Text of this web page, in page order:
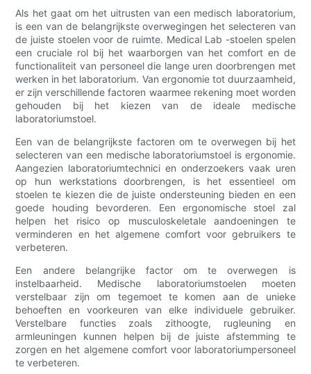
Als het gaat om het uitrusten van een medisch laboratorium,
is een van de belangrijkste overwegingen het selecteren van
de juiste stoelen voor de ruimte. Medical Lab -stoelen spelen
een cruciale rol bij het waarborgen van het comfort en de
functionaliteit van personeel die lange uren doorbrengen met
werken in het laboratorium. Van ergonomie tot duurzaamheid,
er zijn verschillende factoren waarmee rekening moet worden
gehouden bij het kiezen van de ideale medische
laboratoriumstoel.
Een van de belangrijkste factoren om te overwegen bij het
selecteren van een medische laboratoriumstoel is ergonomie.
Aangezien laboratoriumtechnici en onderzoekers vaak uren
op hun werkstations doorbrengen, is het essentieel om
stoelen te kiezen die de juiste ondersteuning bieden en een
goede houding bevorderen. Een ergonomische stoel zal
helpen het risico op musculoskeletale aandoeningen te
verminderen en het algemene comfort voor gebruikers te
verbeteren.
Een andere belangrijke factor om te overwegen is
instelbaarheid. Medische laboratoriumstoelen moeten
verstelbaar zijn om tegemoet te komen aan de unieke
behoeften en voorkeuren van elke individuele gebruiker.
Verstelbare functies zoals zithoogte, rugleuning en
armleuningen kunnen helpen bij de juiste afstemming te
zorgen en het algemene comfort voor laboratoriumpersoneel
te verbeteren.